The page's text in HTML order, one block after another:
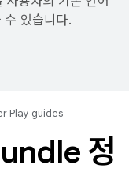
수 있습니다.
Play guides
정